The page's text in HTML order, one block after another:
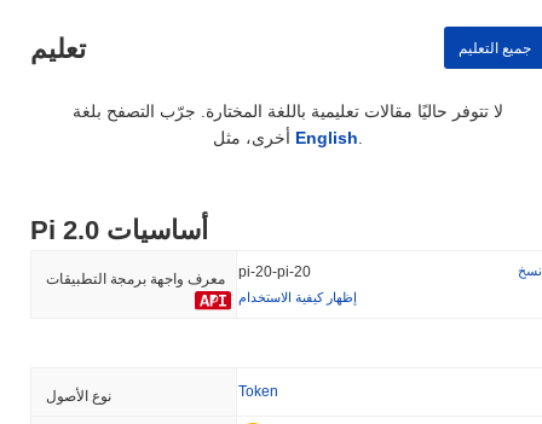
تعليم جميع التعليم
لا تتوفر حاليًا مقالات تعليمية باللغة المختارة. جرّب التصفح بلغة
English.
Pi 2.0 أساسيات
معرف واجهة برمجة التطبيقات pi-20-pi-20
نسخ
إظهار كيفية الاستخدام
نوع الأصول Token